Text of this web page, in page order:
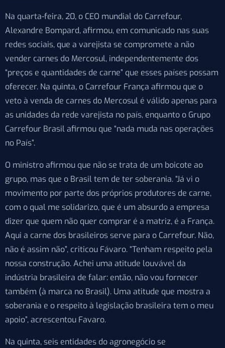
Na quarta-feira, 20, o CEO mundial do Carrefour,
Alexandre Bompard, afirmou, em comunicado nas suas
redes sociais, que a varejista se compromete a não
vender carnes do Mercosul, independentemente dos
“preços e quantidades de carne” que esses países possam
oferecer. Na quinta, o Carrefour França afirmou que o
veto à venda de carnes do Mercosul é válido apenas para
as unidades da rede varejista no país, enquanto o Grupo
Carrefour Brasil afirmou que “nada muda nas operações
no País”.
O ministro afirmou que não se trata de um boicote ao
grupo, mas que o Brasil tem de ter soberania. “Já vi o
movimento por parte dos próprios produtores de carne,
com o qual me solidarizo, que é um absurdo a empresa
dizer que quem não quer comprar é a matriz, é a França.
Aqui a carne dos brasileiros serve para o Carrefour. Não,
não é assim não”, criticou Fávaro. “Tenham respeito pela
nossa construção. Achei uma atitude louvável da
indústria brasileira de falar: então, não vou fornecer
também (à marca no Brasil). Uma atitude que mostra a
soberania e o respeito à legislação brasileira tem o meu
apoio”, acrescentou Favaro.
Na quinta, seis entidades do agronegócio se